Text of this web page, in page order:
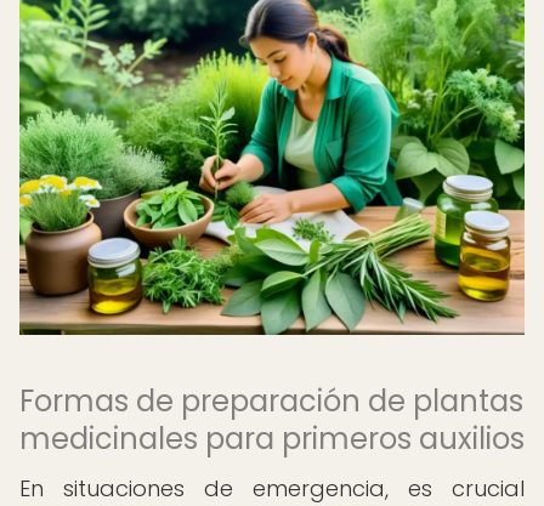
Formas de preparación de plantas
medicinales para primeros auxilios
En situaciones de emergencia, es crucial